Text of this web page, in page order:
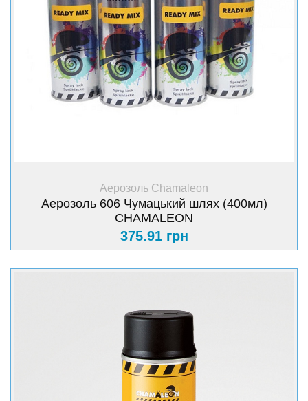
+ Купити
Аерозоль Chamaleon
Аерозоль 606 Чумацький шлях (400мл)
CHAMALEON
375.91 грн